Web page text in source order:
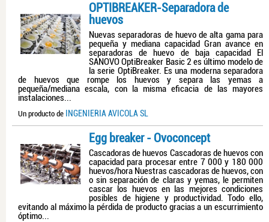
OPTIBREAKER-Separadora de
huevos
Nuevas separadoras de huevo de alta gama para
pequeña y mediana capacidad Gran avance en
separadoras de huevo de baja capacidad El
SANOVO OptiBreaker Basic 2 es último modelo de
la serie OptiBreaker. Es una moderna separadora
de huevos que rompe los huevos y separa las yemas a
pequeña/mediana escala, con la misma eficacia de las mayores
instalaciones...
Un producto de INGENIERIA AVICOLA SL
Egg breaker - Ovoconcept
Cascadoras de huevos Cascadoras de huevos con
capacidad para procesar entre 7 000 y 180 000
huevos/hora Nuestras cascadoras de huevos, con
o sin separación de claras y yemas, le permiten
cascar los huevos en las mejores condiciones
posibles de higiene y productividad. Todo ello,
evitando al máximo la pérdida de producto gracias a un escurrimiento
óptimo...